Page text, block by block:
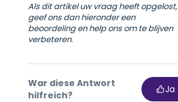
Als dit artikel uw vraag heeft opgelost,
geef ons dan hieronder een
beoordeling en help ons om te blijven
verbeteren.
War diese Antwort
hilfreich?
Ja